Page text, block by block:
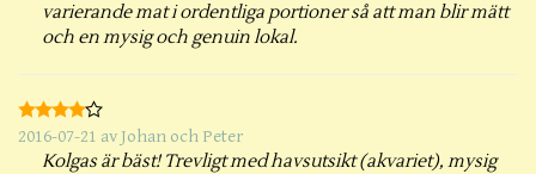
varierande mat i ordentliga portioner så att man blir mätt
och en mysig och genuin lokal.
2016-07-21 av Johan och Peter
Kolgas är bäst! Trevligt med havsutsikt (akvariet), mysig